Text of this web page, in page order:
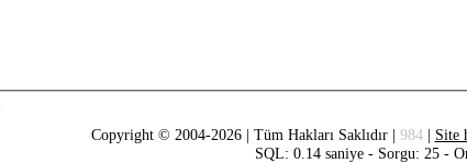
Copyright © 2004-2026 | Tüm Hakları Saklıdır | 984| Site
SQL: 0.14 saniye - Sorgu: 25 -